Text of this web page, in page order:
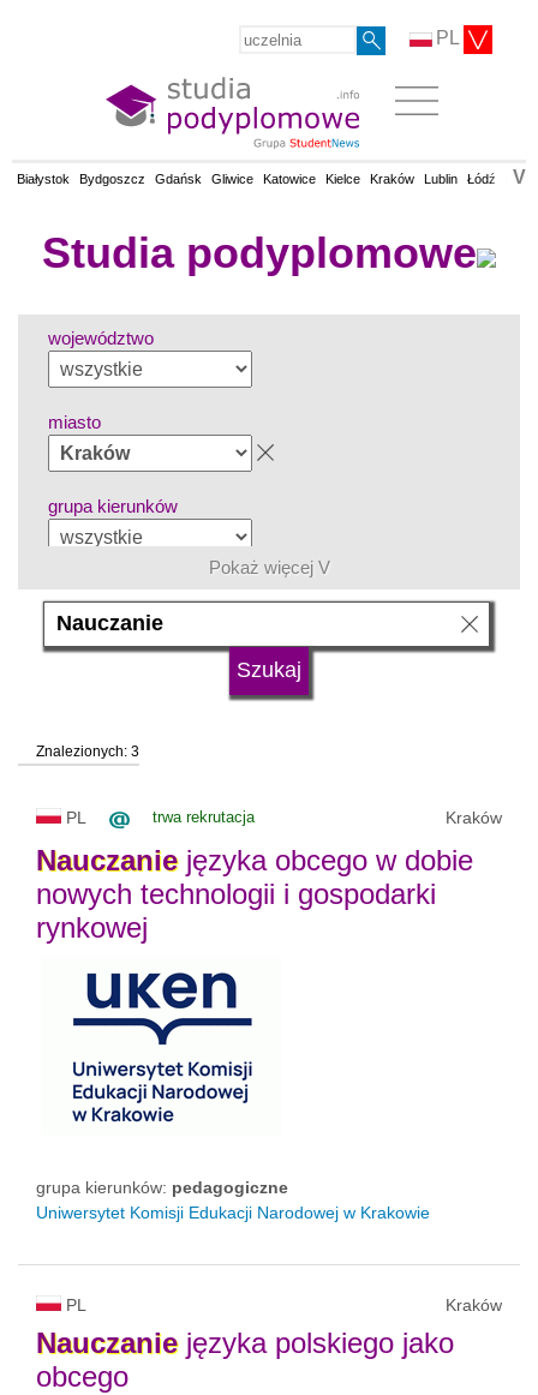
PL
Białystok Bydgoszcz Gdańsk Gliwice Katowice Kielce Kraków Lublin Łódź V
Studia podyplomowe
województwo
miasto
grupa kierunków
język
status uczelni
Pokaż więcej V
Znalezionych: 3
PL trwa rekrutacja Kraków
Nauczaniejęzyka obcego w dobie
nowych technologii i gospodarki
rynkowej
grupa kierunków: pedagogiczne
Uniwersytet Komisji Edukacji Narodowej w Krakowie
PL Kraków
Nauczaniejęzyka polskiego jako
obcego